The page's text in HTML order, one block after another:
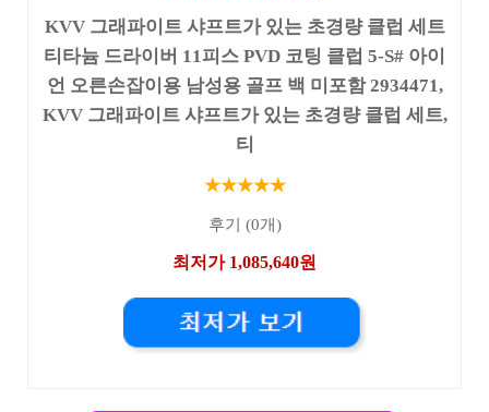
KVV 그래파이트 샤프트가 있는 초경량 클럽 세트
티타늄 드라이버 11피스 PVD 코팅 클럽 5-S# 아이
언 오른손잡이용 남성용 골프 백 미포함 2934471,
KVV 그래파이트 샤프트가 있는 초경량 클럽 세트,
티
★★★★★
후기 (0개)
최저가 1,085,640원